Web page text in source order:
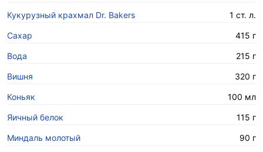
Кукурузный крахмал Dr. Bakers 1 ст. л.
Сахар 415 г
Вода 215 г
Вишня 320 г
Коньяк 100 мл
Яичный белок 115 г
Миндаль молотый 90 г